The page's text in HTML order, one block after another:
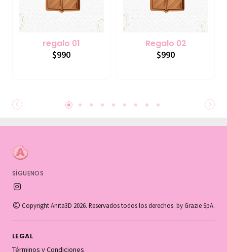
regalo 01
$990
Regalo 02
$990
SÍGUENOS
Copyright Anita3D 2026. Reservados todos los derechos. by Grazie SpA.
LEGAL
Términos y Condiciones